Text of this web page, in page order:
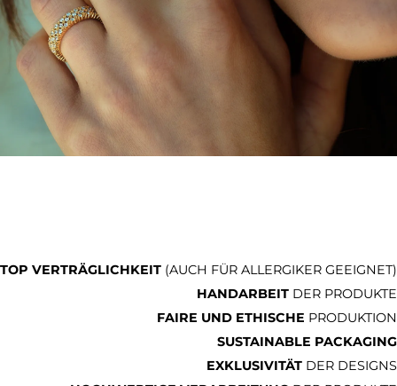
TOP VERTRÄGLICHKEIT (AUCH FÜR ALLERGIKER GEEIGNET)
HANDARBEIT DER PRODUKTE
FAIRE UND ETHISCHE PRODUKTION
SUSTAINABLE PACKAGING
EXKLUSIVITÄT DER DESIGNS